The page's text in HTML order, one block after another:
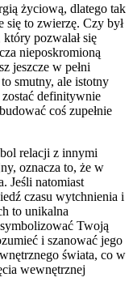
życiową, dlatego tak
się to zwierzę. Czy był
pozwalał się
nieposkromioną
jeszcze w pełni
smutny, ale istotny
zostać definitywnie
coś zupełnie
relacji z innymi
oznacza to, że w
Jeśli natomiast
czasu wytchnienia i
to unikalna
Twoją
i szanować jego
świata, co w
wewnętrznej